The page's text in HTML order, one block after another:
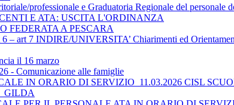
professionale e Graduatoria Regionale del personale
E ATA: USCITA L'ORDINANZA
FEDERATA A PESCARA
– art 7 INDIRE/UNIVERSITA’ Chiarimenti ed
il 16 marzo
- Comunicazione alle famiglie
IN ORARIO DI SERVIZIO_11.03.2026 CISL